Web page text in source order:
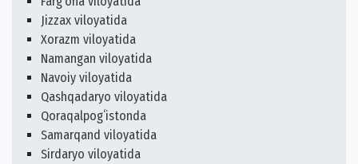
Jizzax viloyatida
Xorazm viloyatida
Namangan viloyatida
Navoiy viloyatida
Qashqadaryo viloyatida
Qoraqalpogʻistonda
Samarqand viloyatida
Sirdaryo viloyatida